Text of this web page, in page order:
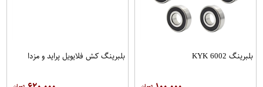
بلبرینگ 6002 KYK بلبرینگ کش فلایویل پراید و مزدا